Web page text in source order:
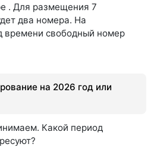
. Для размещения 7
два номера. На
времени свободный номер
на 2026 год или
Какой период